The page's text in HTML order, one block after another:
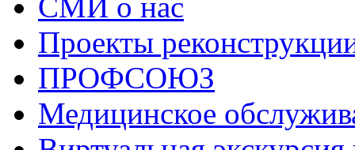
СМИ о нас
Проекты
ПРОФСОЮЗ
Медицинское